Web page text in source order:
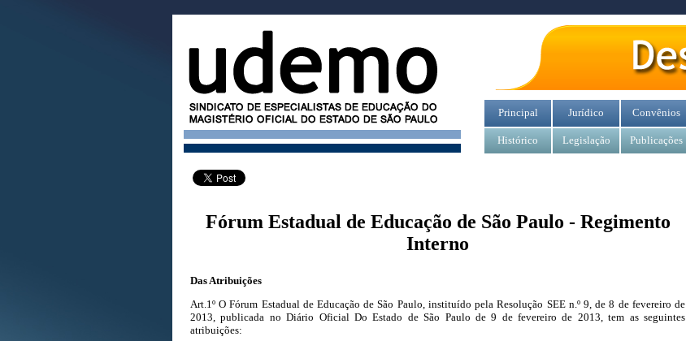
Principal Jurídico Convênios
Histórico Legislação Publicações
Fórum Estadual de Educação de São Paulo - Regimento
Interno
Das Atribuições
Art.1º O Fórum Estadual de Educação de São Paulo, instituído pela Resolução SEE n.º 9, de 8 de fevereiro de
2013, publicada no Diário Oficial Do Estado de São Paulo de 9 de fevereiro de 2013, tem as seguintes
atribuições: